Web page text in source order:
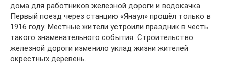
дома для работников железной дороги и водокачка.
Первый поезд через станцию «Янаул» прошёл только в
1916 году. Местные жители устроили праздник в честь
такого знаменательного события. Строительство
железной дороги изменило уклад жизни жителей
окрестных деревень.